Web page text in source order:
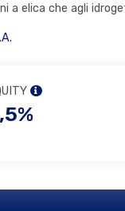
a elica che agli